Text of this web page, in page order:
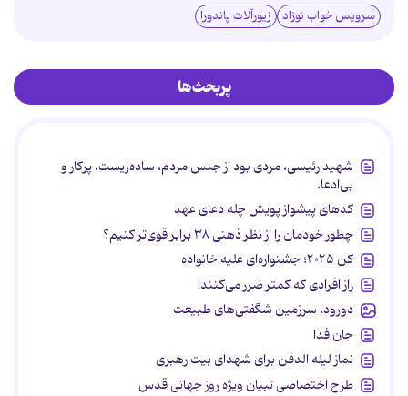
سرویس خواب نوزاد زیورآلات پاندورا
پربحث‌ها
شهید رئیسی، مردی بود از جنس مردم، ساده‌زیست، پرکار و
بی‌ادعا.
کدهای پیشواز پویش چله دعای عهد
چطور خودمان را از نظر ذهنی ۳۸ برابر قوی‌تر کنیم؟
کن ۲۰۲۵؛ جشنواره‌ای علیه خانواده
راز افرادی که کمتر ضرر می‌کنند!
دورود، سرزمین شگفتی‌های طبیعت
جان فدا
نماز لیله الدفن برای شهدای بیت رهبری
طرح اختصاصی تبیان ویژه روز جهانی قدس